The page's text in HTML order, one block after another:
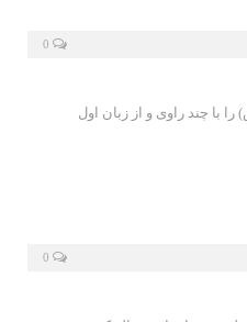
چند راوی و از زبان اول